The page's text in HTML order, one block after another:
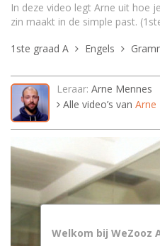
In deze video legt Arne uit hoe
zin maakt in de simple past.
1ste graad A
Engels
Leraar: Arne Mennes
Alle video’s van Arne
Welkom bij WeZooz